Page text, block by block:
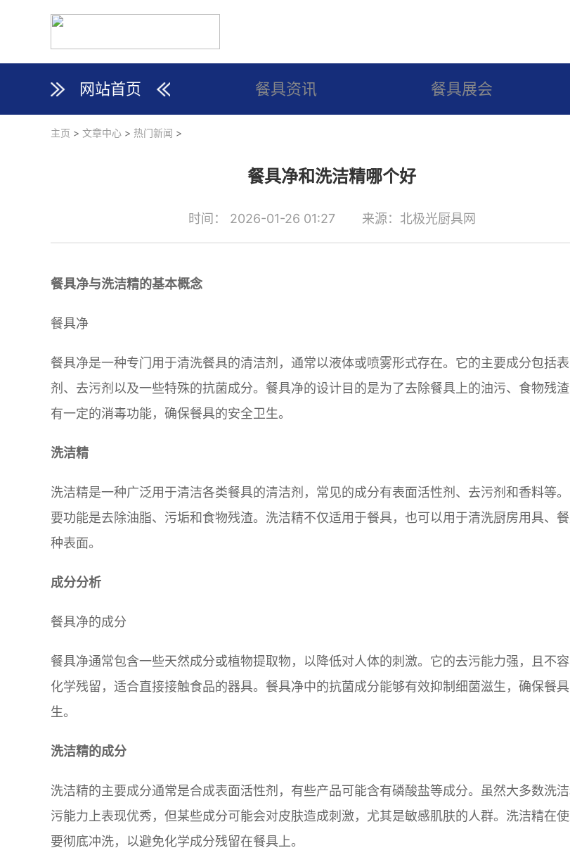
网站首页 餐具资讯 餐具展会
主页 > 文章中心 > 热门新闻 >
餐具净和洗洁精哪个好
时间： 2026-01-26 01:27 来源：北极光厨具网
餐具净与洗洁精的基本概念
餐具净
餐具净是一种专门用于清洗餐具的清洁剂，通常以液体或喷雾形式存在。它的主要成分包括
剂、去污剂以及一些特殊的抗菌成分。餐具净的设计目的是为了去除餐具上的油污、食物残
有一定的消毒功能，确保餐具的安全卫生。
洗洁精
洗洁精是一种广泛用于清洁各类餐具的清洁剂，常见的成分有表面活性剂、去污剂和香料等
要功能是去除油脂、污垢和食物残渣。洗洁精不仅适用于餐具，也可以用于清洗厨房用具、
种表面。
成分分析
餐具净的成分
餐具净通常包含一些天然成分或植物提取物，以降低对人体的刺激。它的去污能力强，且不
化学残留，适合直接接触食品的器具。餐具净中的抗菌成分能够有效抑制细菌滋生，确保餐
生。
洗洁精的成分
洗洁精的主要成分通常是合成表面活性剂，有些产品可能含有磷酸盐等成分。虽然大多数洗
污能力上表现优秀，但某些成分可能会对皮肤造成刺激，尤其是敏感肌肤的人群。洗洁精在
要彻底冲洗，以避免化学成分残留在餐具上。